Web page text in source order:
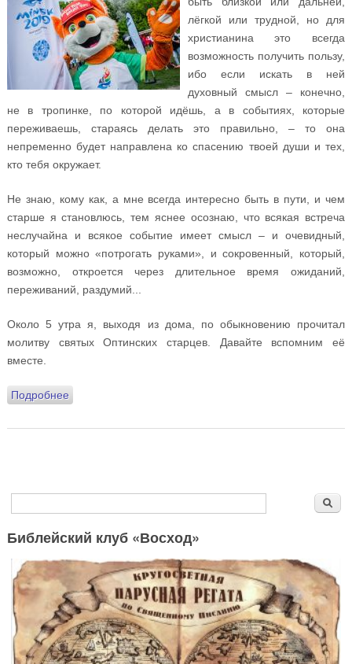
лёгкой или трудной, но для
христианина это всегда
возможность получить пользу,
ибо если искать в ней
духовный смысл – конечно,
не в тропинке, по которой идёшь, а в событиях, которые
переживаешь, стараясь делать это правильно, – то она
непременно будет направлена ко спасению твоей души и тех,
кто тебя окружает.
Не знаю, кому как, а мне всегда интересно быть в пути, и чем
старше я становлюсь, тем яснее осознаю, что всякая встреча
неслучайна и всякое событие имеет смысл – и очевидный,
который можно «потрогать руками», и сокровенный, который,
возможно, откроется через длительное время ожиданий,
переживаний, раздумий...
Около 5 утра я, выходя из дома, по обыкновению прочитал
молитву святых Оптинских старцев. Давайте вспомним её
вместе.
Подробнеео Дневник духовника Олимпийской сборной России.
Форма поиска
Библейский клуб «Восход»